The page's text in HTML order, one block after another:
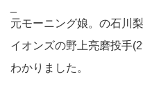
元モーニング娘。の石川
イオンズの野上亮磨投手
わかりました。